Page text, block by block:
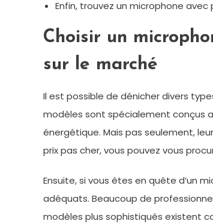
Enfin, trouvez un microphone
Choisir un
sur le marché
Il est possible de dénicher divers
modèles sont spécialement conçus
énergétique. Mais pas seulement,
prix pas cher, vous pouvez vous
Ensuite, si vous êtes en quête d’un
adéquats. Beaucoup de
modèles plus sophistiqués existent